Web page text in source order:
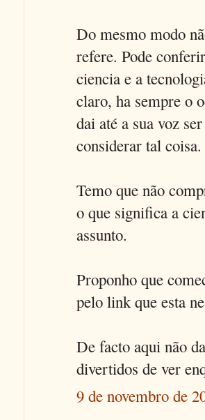
Do mesmo modo
refere. Pode
ciencia e a
claro, ha sempre o
dai até a sua voz
considerar tal coisa.
Temo que não
o que significa a
assunto.
Proponho que
pelo link que esta
De facto aqui não
divertidos de ver
9 de novembro de